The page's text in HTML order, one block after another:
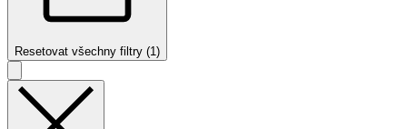
Resetovat všechny filtry (1)